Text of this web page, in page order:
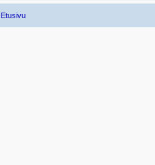
Etusivu